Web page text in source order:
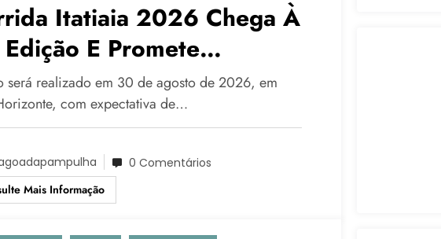
Itatiaia 2026 Chega À
Edição E Promete
A Nova Praça Da
será realizado em 30 de agosto de 2026, em
com expectativa de…
0 Comentários
Mais Informação